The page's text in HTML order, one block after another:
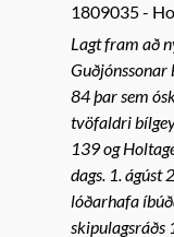
1809035
Lagt fram að
84 þar sem
tvöfaldri
139 og
dags. 1.
lóðarhafa
skipulagsráðs